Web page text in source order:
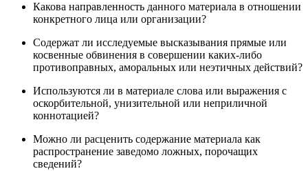
Какова направленность данного материала в отношении
конкретного лица или организации?
Содержат ли исследуемые высказывания прямые или
косвенные обвинения в совершении каких-либо
противоправных, аморальных или неэтичных действий?
Используются ли в материале слова или выражения с
оскорбительной, унизительной или неприличной
коннотацией?
Можно ли расценить содержание материала как
распространение заведомо ложных, порочащих
сведений?